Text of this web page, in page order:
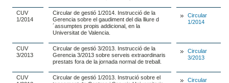
CUV
1/2014
Circular de gestió 1/2014. Instrucció de la
Gerencia sobre el gaudiment del dia lliure d
´assumptes propis addicional, en la
Universitat de Valencia.
Circular
1/2014
CUV
3/2013
Circular de gestió 3/2013. Instrucció de la
Gerencia 3/2013 sobre serveis extraordinaris
prestats fora de la jornada normal de treball.
Circular
3/2013
CUV
Circular de gestió 1/2013. Instrució sobre el
Circular